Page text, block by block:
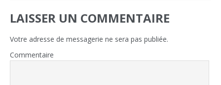
LAISSER UN COMMENTAIRE
Votre adresse de messagerie ne sera pas publiée.
Commentaire